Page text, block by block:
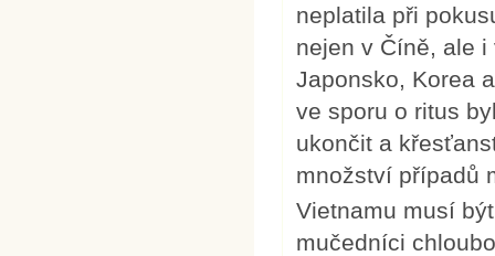
neplatila při
nejen v Číně, ale
Japonsko, Korea
ve sporu o ritus
ukončit a
množství případů
Vietnamu musí
mučedníci